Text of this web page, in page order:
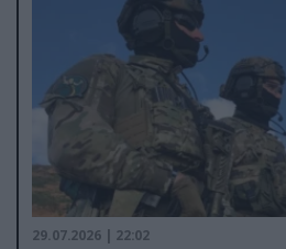
29.07.2026 | 22:02